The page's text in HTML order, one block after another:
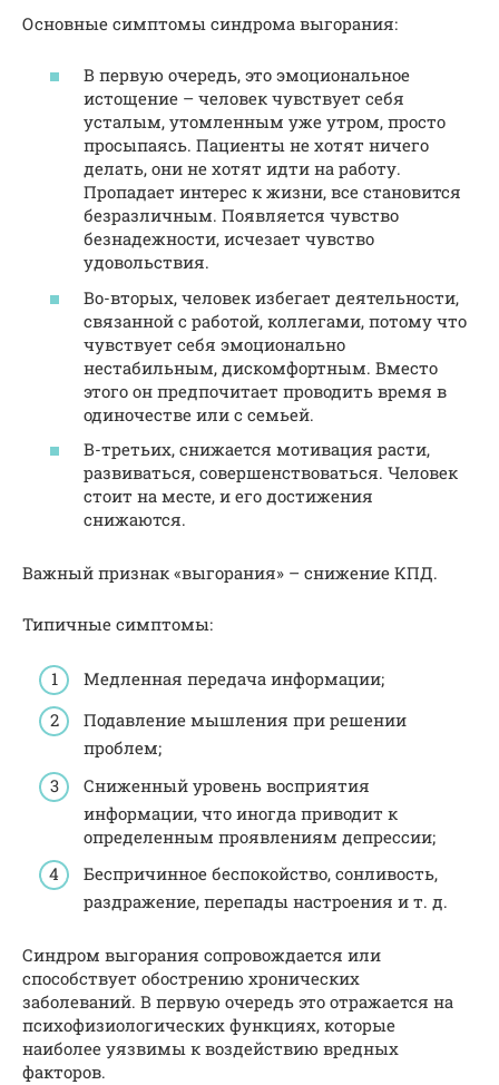
Основные симптомы синдрома выгорания:
В первую очередь, это эмоциональное
истощение – человек чувствует себя
усталым, утомленным уже утром, просто
просыпаясь. Пациенты не хотят ничего
делать, они не хотят идти на работу.
Пропадает интерес к жизни, все становится
безразличным. Появляется чувство
безнадежности, исчезает чувство
удовольствия.
Во-вторых, человек избегает деятельности,
связанной с работой, коллегами, потому что
чувствует себя эмоционально
нестабильным, дискомфортным. Вместо
этого он предпочитает проводить время в
одиночестве или с семьей.
В-третьих, снижается мотивация расти,
развиваться, совершенствоваться. Человек
стоит на месте, и его достижения
снижаются.
Важный признак «выгорания» – снижение КПД.
Типичные симптомы:
Медленная передача информации;
Подавление мышления при решении
проблем;
Сниженный уровень восприятия
информации, что иногда приводит к
определенным проявлениям депрессии;
Беспричинное беспокойство, сонливость,
раздражение, перепады настроения и т. д.
Синдром выгорания сопровождается или
способствует обострению хронических
заболеваний. В первую очередь это отражается на
психофизиологических функциях, которые
наиболее уязвимы к воздействию вредных
факторов.